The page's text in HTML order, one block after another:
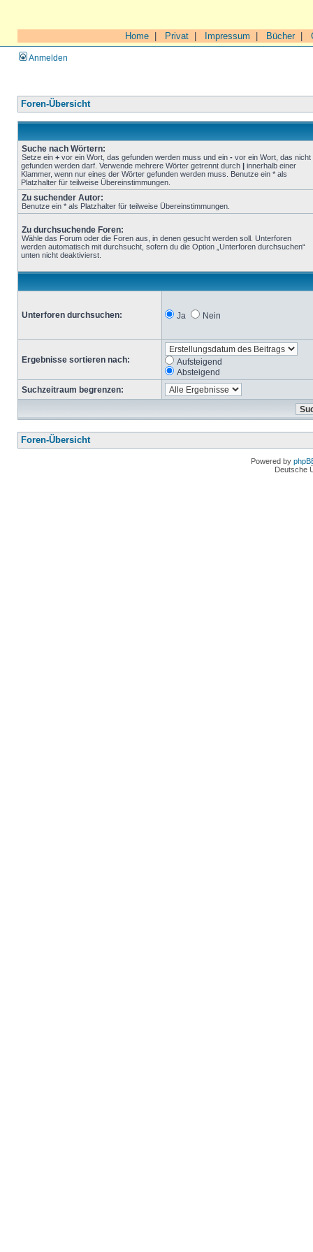
Home Privat Impressum Bücher|
Anmelden
Foren-Übersicht
Suche nach Wörtern:
Setze ein + vor ein Wort, das gefunden werden muss und ein - vor ein Wort, das nicht
gefunden werden darf. Verwende mehrere Wörter getrennt durch | innerhalb einer
Klammer, wenn nur eines der Wörter gefunden werden muss. Benutze ein * als
Platzhalter für teilweise Übereinstimmungen.
Zu suchender Autor:
Benutze ein * als Platzhalter für teilweise Übereinstimmungen.
Zu durchsuchende Foren:
Wähle das Forum oder die Foren aus, in denen gesucht werden soll. Unterforen
werden automatisch mit durchsucht, sofern du die Option „Unterforen durchsuchen“
unten nicht deaktivierst.
Unterforen durchsuchen: Ja Nein
Ergebnisse sortieren nach:
Aufsteigend
Absteigend
Suchzeitraum begrenzen:
Foren-Übersicht
Powered by
Deutsche